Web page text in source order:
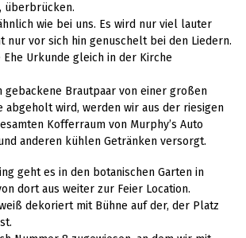
überbrücken.
wie bei uns. Es wird nur viel lauter
nur vor sich hin genuschelt bei den Liedern.
Urkunde gleich in der Kirche
gebackene Brautpaar von einer großen
abgeholt wird, werden wir aus der riesigen
Kofferraum von Murphy’s Auto
anderen kühlen Getränken versorgt.
geht es in den botanischen Garten in
dort aus weiter zur Feier Location.
dekoriert mit Bühne auf der, der Platz